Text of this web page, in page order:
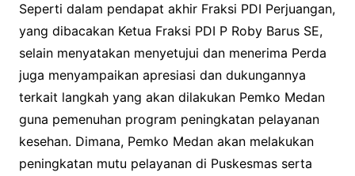
Seperti dalam pendapat akhir Fraksi PDI Perjuangan,
yang dibacakan Ketua Fraksi PDI P Roby Barus SE,
selain menyatakan menyetujui dan menerima Perda
juga menyampaikan apresiasi dan dukungannya
terkait langkah yang akan dilakukan Pemko Medan
guna pemenuhan program peningkatan pelayanan
kesehan. Dimana, Pemko Medan akan melakukan
peningkatan mutu pelayanan di Puskesmas serta